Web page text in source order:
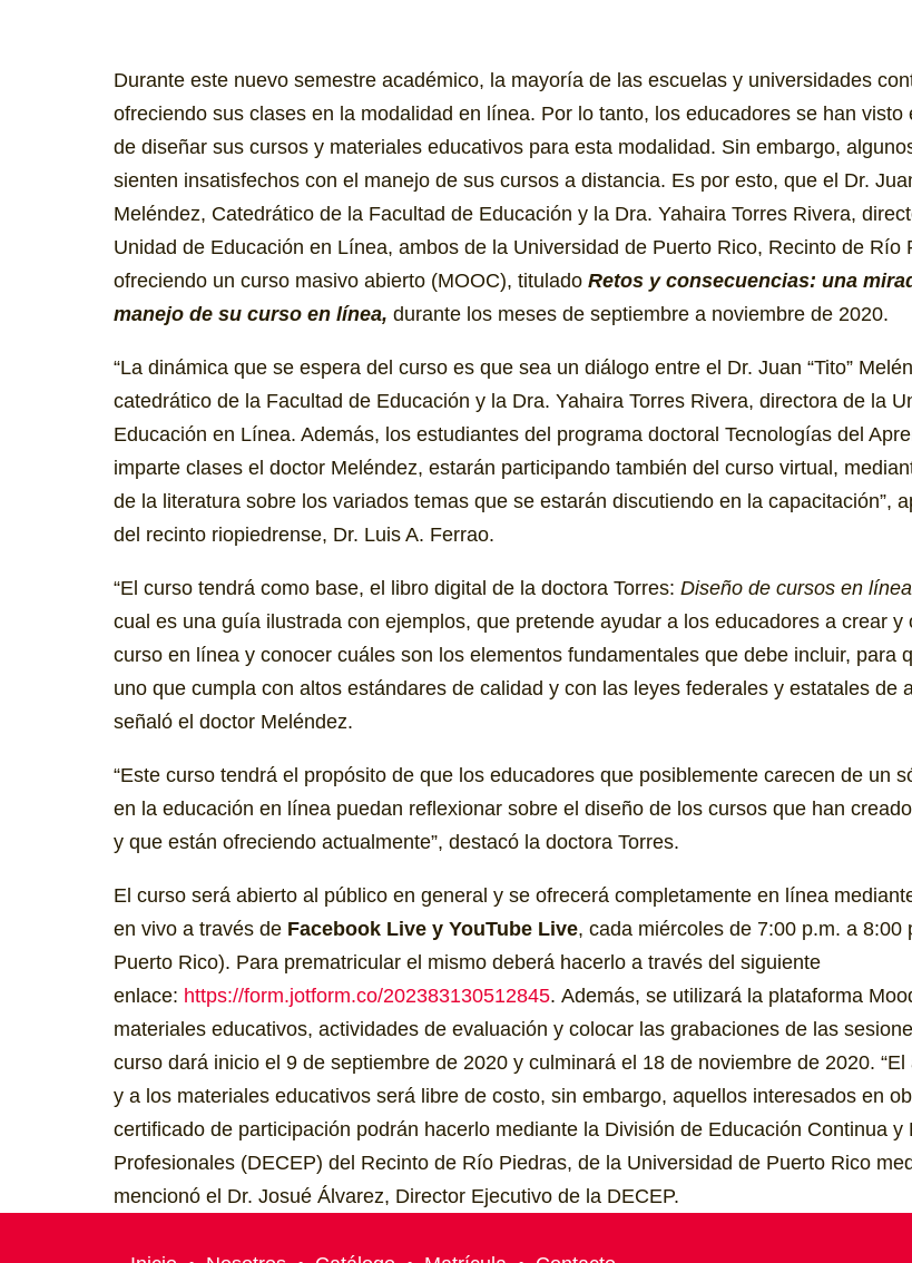
Durante este nuevo semestre académico, la mayoría de las escuelas y universidades
ofreciendo sus clases en la modalidad en línea. Por lo tanto, los educadores se han visto
de diseñar sus cursos y materiales educativos para esta modalidad. Sin embargo,
sienten insatisfechos con el manejo de sus cursos a distancia. Es por esto, que el Dr.
Meléndez, Catedrático de la Facultad de Educación y la Dra. Yahaira Torres Rivera,
Unidad de Educación en Línea, ambos de la Universidad de Puerto Rico, Recinto de Río
ofreciendo un curso masivo abierto (MOOC), titulado Retos y consecuencias: una
manejo de su curso en línea, durante los meses de septiembre a noviembre de 2020.
“La dinámica que se espera del curso es que sea un diálogo entre el Dr. Juan “Tito”
catedrático de la Facultad de Educación y la Dra. Yahaira Torres Rivera, directora de la
Educación en Línea. Además, los estudiantes del programa doctoral Tecnologías del
imparte clases el doctor Meléndez, estarán participando también del curso virtual,
de la literatura sobre los variados temas que se estarán discutiendo en la capacitación”,
del recinto riopiedrense, Dr. Luis A. Ferrao.
“El curso tendrá como base, el libro digital de la doctora Torres: Diseño de cursos en
cual es una guía ilustrada con ejemplos, que pretende ayudar a los educadores a crear y
curso en línea y conocer cuáles son los elementos fundamentales que debe incluir, para
uno que cumpla con altos estándares de calidad y con las leyes federales y estatales de
señaló el doctor Meléndez.
“Este curso tendrá el propósito de que los educadores que posiblemente carecen​ de un
en la educación en línea puedan reflexionar sobre el diseño de los cursos que han
y que están ofreciendo actualmente”, destacó la doctora Torres.
El curso será abierto al público en general y se ofrecerá completamente en línea
en vivo a través de Facebook Live y YouTube Live, cada miércoles de 7:00 p.m. a 8:00
Puerto Rico). Para prematricular el mismo deberá hacerlo a través del siguiente
enlace: https://form.jotform.co/202383130512845​. Además, se utilizará la plataforma
materiales educativos, actividades de evaluación y colocar las grabaciones de las
curso dará inicio el 9 de septiembre de 2020 y culminará el 18 de noviembre de 2020.
y a los materiales educativos será libre de costo, sin embargo, aquellos interesados en
certificado de participación podrán hacerlo mediante la División de Educación Continua y
Profesionales (DECEP) del Recinto de Río Piedras, de la Universidad de Puerto Rico
mencionó el Dr. Josué Álvarez, Director Ejecutivo de la DECEP.